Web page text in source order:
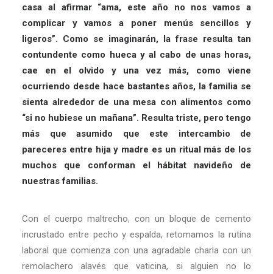
casa al afirmar “ama, este año no nos vamos a
complicar y vamos a poner menús sencillos y
ligeros”. Como se imaginarán, la frase resulta tan
contundente como hueca y al cabo de unas horas,
cae en el olvido y una vez más, como viene
ocurriendo desde hace bastantes años, la familia se
sienta alrededor de una mesa con alimentos como
“si no hubiese un mañana”. Resulta triste, pero tengo
más que asumido que este intercambio de
pareceres entre hija y madre es un ritual más de los
muchos que conforman el hábitat navideño de
nuestras familias.
Con el cuerpo maltrecho, con un bloque de cemento
incrustado entre pecho y espalda, retomamos la rutina
laboral que comienza con una agradable charla con un
remolachero alavés que vaticina, si alguien no lo